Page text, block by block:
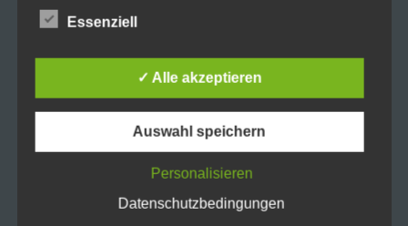
Monitor für 199,90€ statt
Mit Giropay Zahlt ihr sogar „nur“ 189€
Der Monitor ist mit dieser Ausstattung
sogar perfekt für die PS5 geeignet
Zum Angebot
informieren. Ferner werden betroffene Personen
mittels dieser Datenschutzerklärung über die ihnen
Wir haben als für die Verarbeitung Verantwortlicher
Maßnahmen umgesetzt, um einen möglichst
lückenlosen Schutz der über diese Internetseite
sicherzustellen. Dennoch können Internetbasierte
Datenübertragungen grundsätzlich
Sicherheitslücken aufweisen, sodass ein absoluter
Essenziell
✓ Alle akzeptieren
Auswahl speichern
Personalisieren
Datenschutzbedingungen